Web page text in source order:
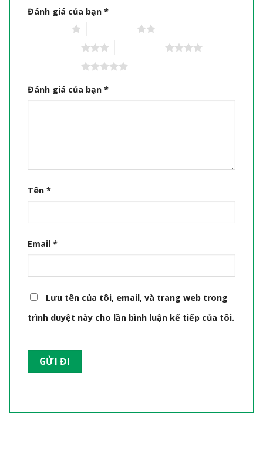
Đánh giá của bạn *
Đánh giá của bạn *
Tên *
Email *
Lưu tên của tôi, email, và trang web trong
trình duyệt này cho lần bình luận kế tiếp của tôi.